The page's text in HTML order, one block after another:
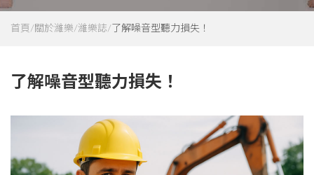
首頁 關於濰樂 濰樂誌 了解噪音型聽力損失！
了解噪音型聽力損失！